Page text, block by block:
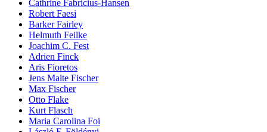
Cathrine Fabricius-Hansen
Robert Faesi
Barker Fairley
Helmuth Feilke
Joachim C. Fest
Adrien Finck
Aris Fioretos
Jens Malte Fischer
Max Fischer
Otto Flake
Kurt Flasch
Maria Carolina Foi